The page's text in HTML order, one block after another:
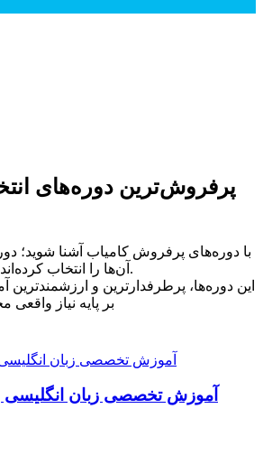
پرفروش‌ترین‌ دوره‌های
با دوره‌های پرفروش کامیاب آشنا شوید؛
آن‌ها را انتخاب کرده‌اند و نتایج واقعی گرفته‌اند.
این دوره‌ها، پرطرفدارترین و
بر پایه نیاز
آموزش تخصصی زبان انگلیسی |